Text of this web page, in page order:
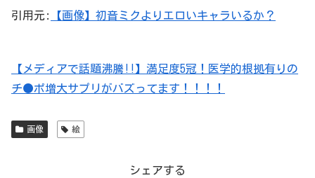
引用元: 【画像】初音ミクよりエロいキャラいるか？
【メディアで話題沸騰!!】満足度5冠！医学的根拠有りの
チ●ポ増大サプリがバズってます！！！！
画像 絵
シェアする